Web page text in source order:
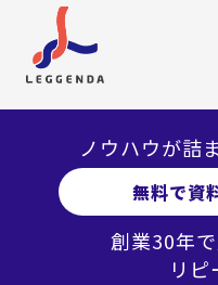
ノウハウが詰
無料で資
創業30年
リ